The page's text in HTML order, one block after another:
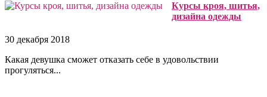
Курсы кроя, шитья,
дизайна одежды
30 декабря 2018
Какая девушка сможет отказать себе в удовольствии
прогуляться...